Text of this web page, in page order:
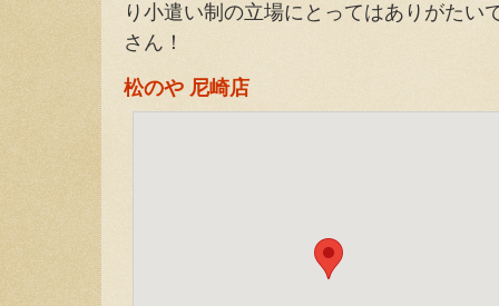
り小遣い制の立場にとってはありがたい
さん！
松のや 尼崎店